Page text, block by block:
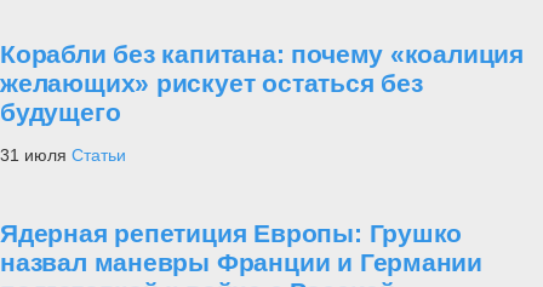
Корабли без капитана: почему «коалиция
желающих» рискует остаться без
будущего
31 июля Статьи
Ядерная репетиция Европы: Грушко
назвал маневры Франции и Германии